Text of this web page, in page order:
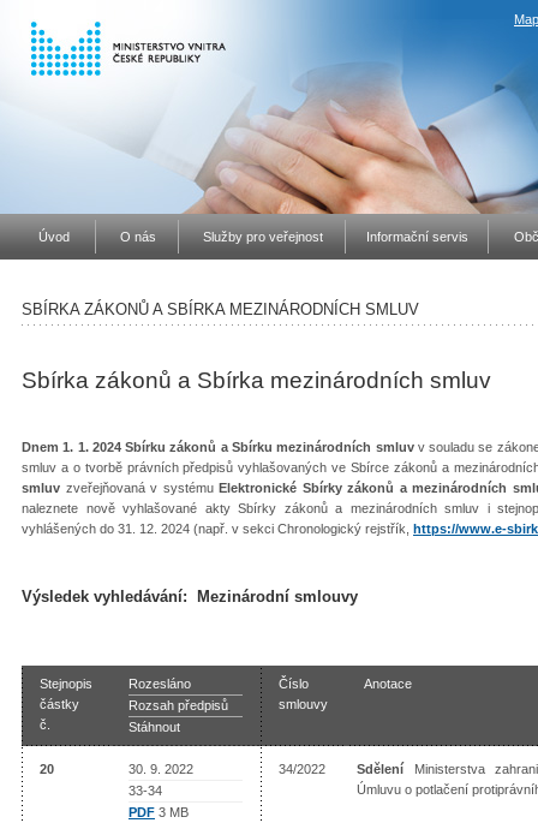
Úvod O nás Služby pro veřejnost Informační servis
SBÍRKA ZÁKONŮ A SBÍRKA MEZINÁRODNÍCH SMLUV
Sbírka zákonů a Sbírka mezinárodních smluv
Dnem 1. 1. 2024 Sbírku zákonů a Sbírku mezinárodních smluvv souladu se
smluv a o tvorbě právních předpisů vyhlašovaných ve Sbírce zákonů a
smluv zveřejňovaná v systémuElektronické Sbírky zákonů a mezinárodních
naleznete nově vyhlašované akty Sbírky zákonů a mezinárodních smluv i
vyhlášených do 31. 12. 2024 (např. v sekci Chronologický rejstřík, https://www.e-
Výsledek vyhledávání: Mezinárodní smlouvy
Stejnopis
částky
č.
Rozesláno
Rozsah předpisů
Stáhnout
Číslo
smlouvy
Anotace
20
30. 9. 2022
33-34
PDF 3 MB
34/2022 Sdělení Ministerstva
Úmluvu o potlačení